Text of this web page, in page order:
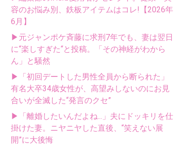
容のお悩み別、鉄板アイテムはコレ!【2026年
6月】
▶元ジャンポケ斉藤に求刑7年でも、妻は翌日
に“楽しすぎた“と投稿。「その神経がわから
ん」と騒然
▶「初回デートした男性全員から断られた」
有名大卒34歳女性が、高望みしないのにお見
合いが全滅した“発言のクセ”
▶「離婚したいんだよね...」夫にドッキリを仕
掛けた妻。ニヤニヤした直後、“笑えない展
開”に大後悔